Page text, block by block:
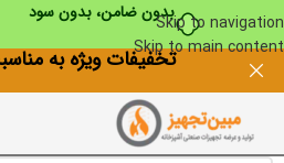
بدون ضامن، بدون سودSkip to navigation
Skip to main contentتخفیفات ویژه به